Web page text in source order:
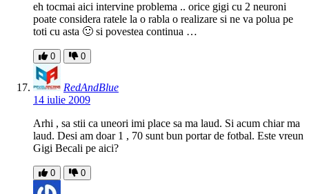
eh tocmai aici intervine problema .. orice gigi cu 2 neuroni
poate considera ratele la o rabla o realizare si ne va polua pe
toti cu asta 🙂 si povestea continua …
0 0
RedAndBlue
14 iulie 2009
Arhi , sa stii ca uneori imi place sa ma laud. Si acum chiar ma
laud. Desi am doar 1 , 70 sunt bun portar de fotbal. Este vreun
Gigi Becali pe aici?
0 0